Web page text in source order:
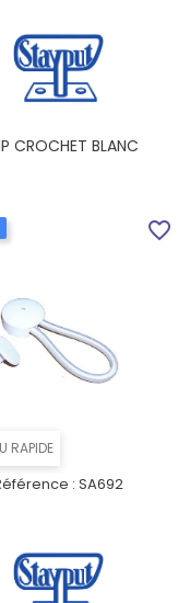
CROCHET BLANC
RAPIDE
: SA692
favorite_border